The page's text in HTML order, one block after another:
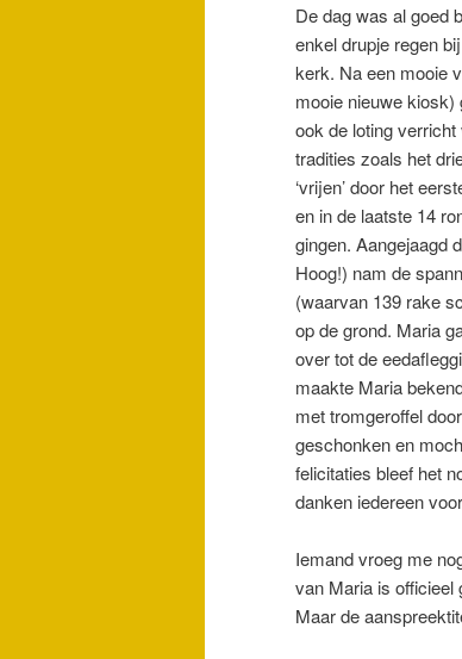
De dag was al goed
enkel drupje regen
kerk. Na een mooie
mooie nieuwe kiosk)
ook de loting
tradities zoals het
‘vrijen’ door het
en in de laatste 14
gingen. Aangejaagd
Hoog!) nam de
(waarvan 139 rake
op de grond. Maria
over tot de
maakte Maria
met tromgeroffel
geschonken en
felicitaties bleef het
danken iedereen
Iemand vroeg me
van Maria is officieel
Maar de